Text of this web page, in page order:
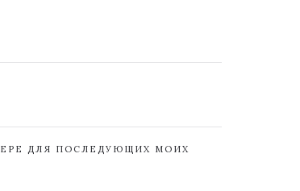
ДЛЯ ПОСЛЕДУЮЩИХ МОИХ